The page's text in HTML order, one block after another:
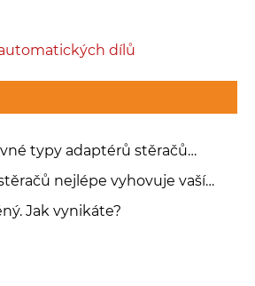
dílů
typy adaptérů stěračů
vozidlo
nejlépe vyhovuje vaší
Jak vynikáte?